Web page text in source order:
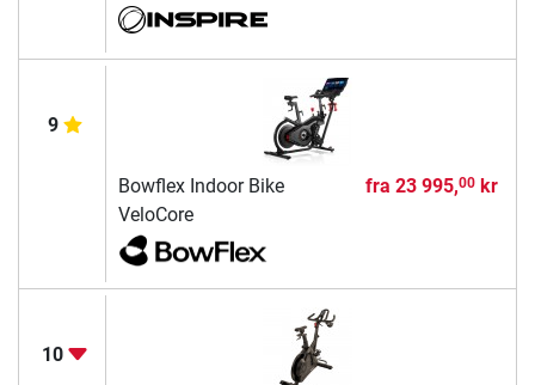
9
Bowflex Indoor Bike
VeloCore
fra 23 995,00kr
10